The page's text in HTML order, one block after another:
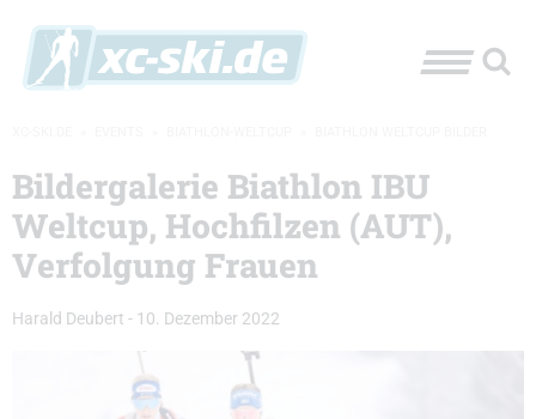
Bildergalerie Biathlon IBU
Weltcup, Hochfilzen (AUT),
Verfolgung Frauen
Harald Deubert - 10. Dezember 2022